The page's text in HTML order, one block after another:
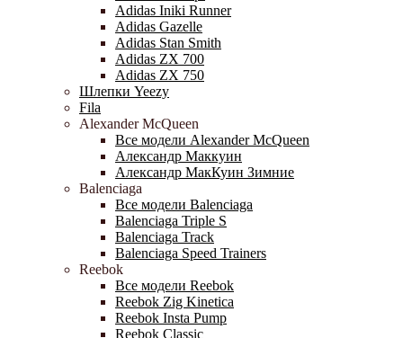
Adidas Iniki Runner
Adidas Gazelle
Adidas Stan Smith
Adidas ZX 700
Adidas ZX 750
Шлепки Yeezy
Fila
Alexander McQueen
Все модели Alexander McQueen
Александр Маккуин
Александр МакКуин Зимние
Balenciaga
Все модели Balenciaga
Balenciaga Triple S
Balenciaga Track
Balenciaga Speed Trainers
Reebok
Все модели Reebok
Reebok Zig Kinetica
Reebok Insta Pump
Reebok Classic